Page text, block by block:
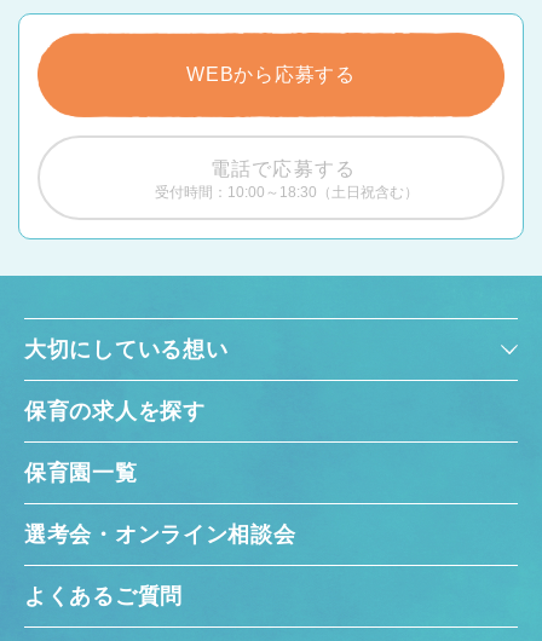
WEBから応募する
電話で応募する
受付時間：10:00～18:30（土日祝含む）
大切にしている想い
保育の求人を探す
保育園一覧
選考会・オンライン相談会
よくあるご質問